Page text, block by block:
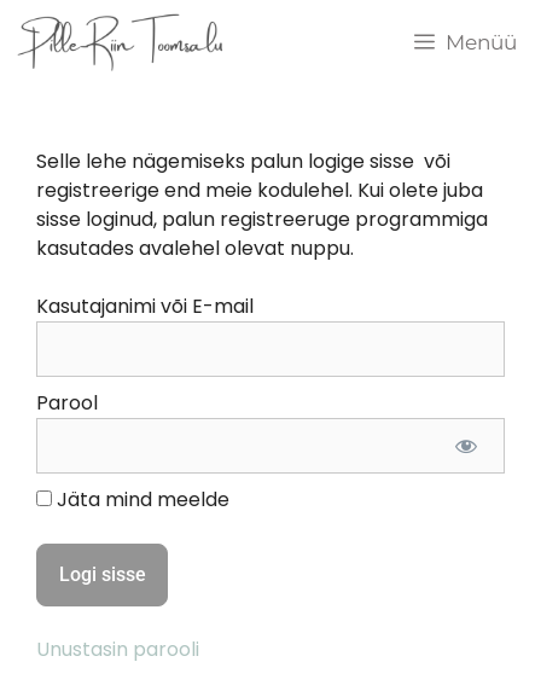
Menüü
Selle lehe nägemiseks palun logige sisse või
registreerige end meie kodulehel. Kui olete juba
sisse loginud, palun registreeruge programmiga
kasutades avalehel olevat nuppu.
Kasutajanimi või E-mail
Parool
Jäta mind meelde
Unustasin parooli